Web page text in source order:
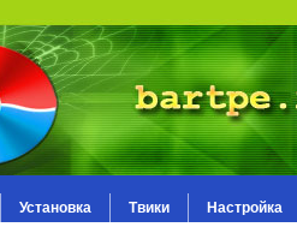
Установка Твики Настройка